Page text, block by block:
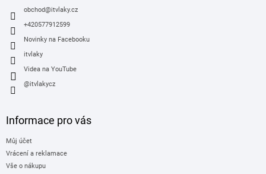
obchod@itvlaky.cz
+420577912599
Novinky na Facebooku
itvlaky
Videa na YouTube
@itvlakycz
Informace pro vás
Můj účet
Vrácení a reklamace
Vše o nákupu